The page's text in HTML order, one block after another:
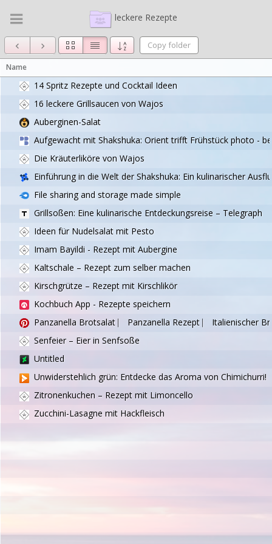
leckere Rezepte
Copy folder
Name
14 Spritz Rezepte und Cocktail Ideen
16 leckere Grillsaucen von Wajos
Auberginen-Salat
Aufgewacht mit Shakshuka: Orient trifft Frühstück photo -
Die Kräuterliköre von Wajos
Einführung in die Welt der Shakshuka: Ein kulinarischer
File sharing and storage made simple
Grillsoßen: Eine kulinarische Entdeckungsreise – Telegraph
Ideen für Nudelsalat mit Pesto
Imam Bayildi - Rezept mit Aubergine
Kaltschale – Rezept zum selber machen
Kirschgrütze – Rezept mit Kirschlikör
Kochbuch App - Rezepte speichern
Panzanella Brotsalat ⎸ Panzanella Rezept ⎸ Italienischer
Senfeier – Eier in Senfsoße
Untitled
Unwiderstehlich grün: Entdecke das Aroma von
Zitronenkuchen – Rezept mit Limoncello
Zucchini-Lasagne mit Hackfleisch